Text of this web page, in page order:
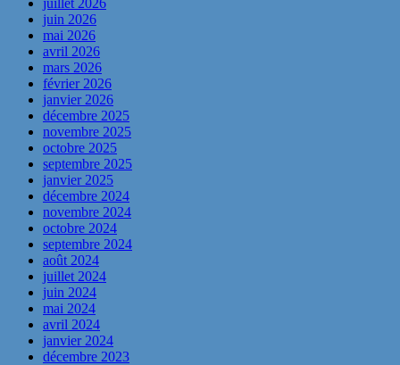
juillet 2026
juin 2026
mai 2026
avril 2026
mars 2026
février 2026
janvier 2026
décembre 2025
novembre 2025
octobre 2025
septembre 2025
janvier 2025
décembre 2024
novembre 2024
octobre 2024
septembre 2024
août 2024
juillet 2024
juin 2024
mai 2024
avril 2024
janvier 2024
décembre 2023